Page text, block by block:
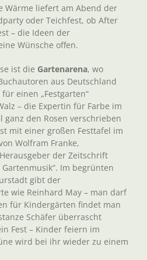
Wärme liefert am Abend der
oder Teichfest, ob After
– die Ideen der
Wünsche offen.
ist die Gartenarena, wo
aus Deutschland
einen „Festgarten“
– die Expertin für Farbe im
ganz den Rosen verschrieben
mit einer großen Festtafel im
Wolfram Franke,
der Zeitschrift
Im begrünten
gibt der
wie Reinhard May – man darf
für Kindergärten findet man
Schäfer überrascht
Fest – Kinder feiern im
wird bei ihr wieder zu einem